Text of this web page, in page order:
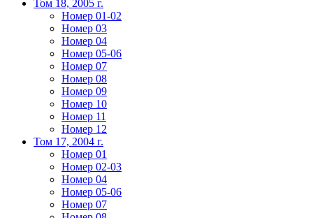
Том 18, 2005 г.
Номер 01-02
Номер 03
Номер 04
Номер 05-06
Номер 07
Номер 08
Номер 09
Номер 10
Номер 11
Номер 12
Том 17, 2004 г.
Номер 01
Номер 02-03
Номер 04
Номер 05-06
Номер 07